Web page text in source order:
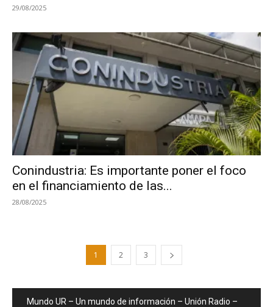
29/08/2025
Conindustria: Es importante poner el foco
en el financiamiento de las...
28/08/2025
1 2 3
Mundo UR – Un mundo de información – Unión Radio –